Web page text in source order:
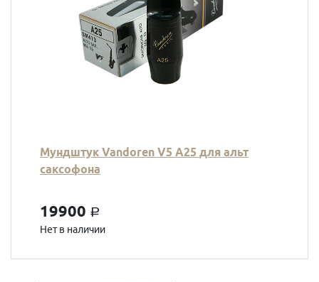
Мундштук Vandoren V5 A25 для альт
саксофона
19900 a
Нет в наличии